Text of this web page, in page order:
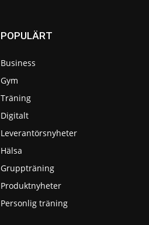
POPULÄRT
Business
Gym
Träning
Digitalt
Leverantörsnyheter
Hälsa
Gruppträning
Produktnyheter
Personlig träning